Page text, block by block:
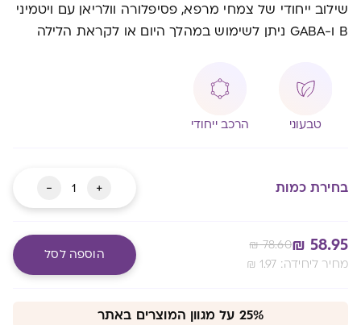
שילוב ייחודי של צמחי מרפא, פסיפלורה וולריאן עם ויטמיני
B ו-GABA ניתן לשימוש במהלך היום או לקראת הלילה
טבעוני הרכב ייחודי
בחירת כמות +
כמות
של
BioCalm
-
₪ 58.95
₪78.60
₪ 1.97 :מחיר ליחידה
הוספה לסל
25% על מגוון המוצרים באתר